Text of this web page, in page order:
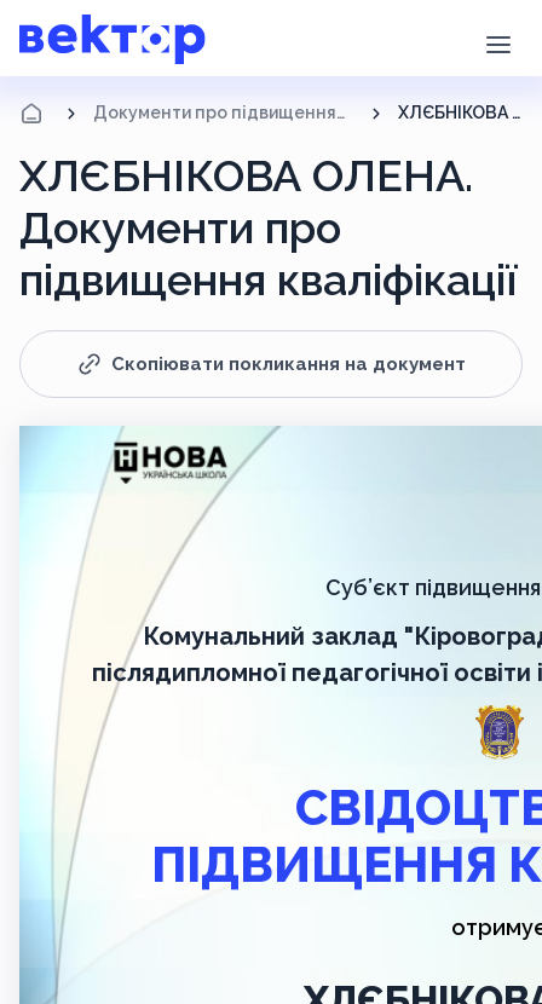
Документи про підвищення кваліфікації ХЛЄБНІКОВА ОЛЕНА
ХЛЄБНІКОВА ОЛЕНА.
Документи про
підвищення кваліфікації
Скопіювати покликання на документ
Суб’єкт підвищення
Комунальний заклад
післядипломної педагогічної
ПІДВИЩЕННЯ